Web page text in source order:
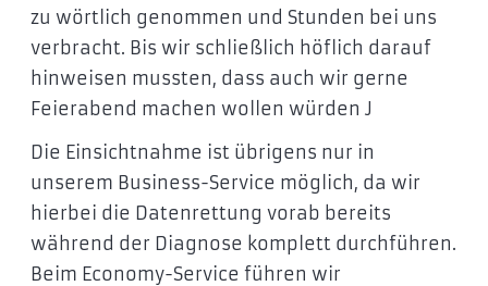
zu wörtlich genommen und Stunden bei uns
verbracht. Bis wir schließlich höflich darauf
hinweisen mussten, dass auch wir gerne
Feierabend machen wollen würden J
Die Einsichtnahme ist übrigens nur in
unserem Business-Service möglich, da wir
hierbei die Datenrettung vorab bereits
während der Diagnose komplett durchführen.
Beim Economy-Service führen wir